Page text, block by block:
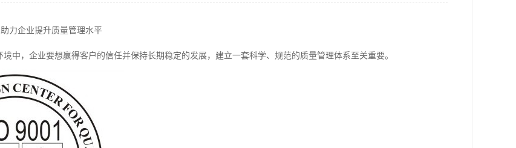
力企业提升质量管理水平
中，企业要想赢得客户的信任并保持长期稳定的发展，建立一套科学、规范的质量管理体系至关重要。